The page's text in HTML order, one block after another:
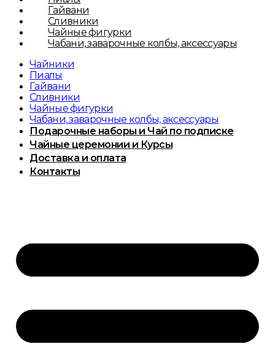
Гайвани
Сливники
Чайные фигурки
Чабани, заварочные колбы, аксессуары
Чайники
Пиалы
Гайвани
Сливники
Чайные фигурки
Чабани, заварочные колбы, аксессуары
Подарочные наборы и Чай по подписке
Чайные церемонии и Курсы
Доставка и оплата
Контакты